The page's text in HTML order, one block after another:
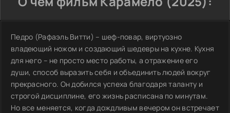
Педро (Рафаэль Витти) – шеф-повар, виртуозно
владеющий ножом и создающий шедевры на кухне. Кухня
для него – не просто место работы, а отражение его
души, способ выразить себя и объединить людей вокруг
прекрасного. Он добился успеха благодаря таланту и
строгой дисциплине, его жизнь расписана по минутам.
Но все меняется, когда дождливым вечером он встречает